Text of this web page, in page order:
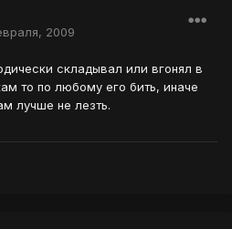
2009
складывал или вгонял в
то по любому его бить, иначе
лучше не лезть.